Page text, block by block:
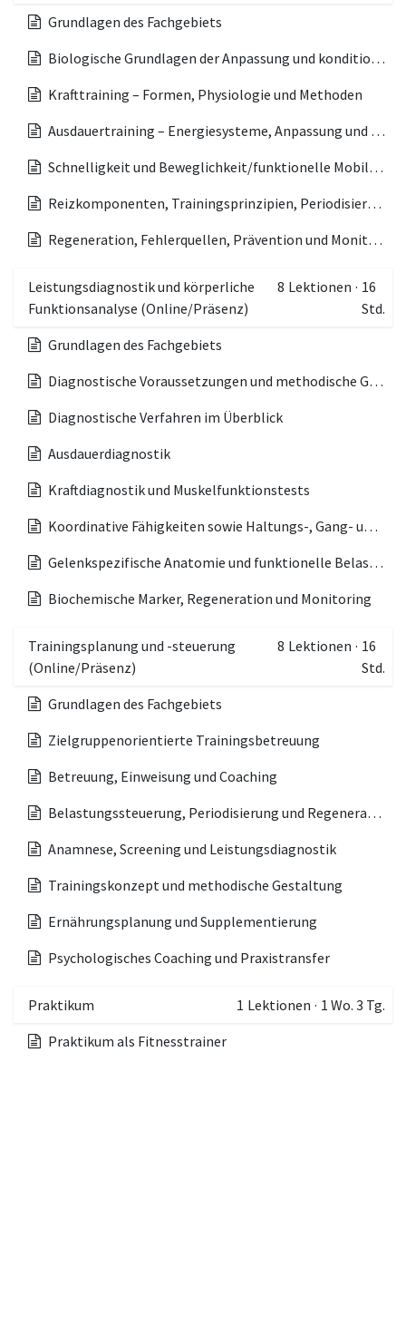
Grundlagen des Fachgebiets
Biologische Grundlagen der Anpassung und konditionelle Fähigkeiten
Krafttraining – Formen, Physiologie und Methoden
Ausdauertraining – Energiesysteme, Anpassung und Methoden
Schnelligkeit und Beweglichkeit/funktionelle Mobilität
Reizkomponenten, Trainingsprinzipien, Periodisierung und Trainingsplanung
Regeneration, Fehlerquellen, Prävention und Monitoring
Leistungsdiagnostik und körperliche
Funktionsanalyse (Online/Präsenz)
8 Lektionen · 16
Std.
Grundlagen des Fachgebiets
Diagnostische Voraussetzungen und methodische Grundlagen
Diagnostische Verfahren im Überblick
Ausdauerdiagnostik
Kraftdiagnostik und Muskelfunktionstests
Koordinative Fähigkeiten sowie Haltungs-, Gang- und Laufanalyse
Gelenkspezifische Anatomie und funktionelle Belastungsanalyse
Biochemische Marker, Regeneration und Monitoring
Trainingsplanung und -steuerung
(Online/Präsenz)
8 Lektionen · 16
Std.
Grundlagen des Fachgebiets
Zielgruppenorientierte Trainingsbetreuung
Betreuung, Einweisung und Coaching
Belastungssteuerung, Periodisierung und Regeneration
Anamnese, Screening und Leistungsdiagnostik
Trainingskonzept und methodische Gestaltung
Ernährungsplanung und Supplementierung
Psychologisches Coaching und Praxistransfer
Praktikum 1 Lektionen · 1 Wo. 3 Tg.
Praktikum als Fitnesstrainer